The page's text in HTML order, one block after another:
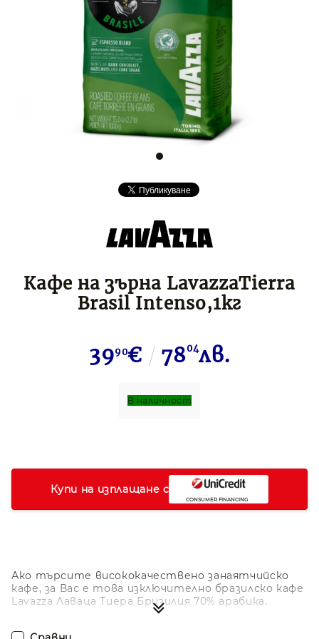
Кафе на зърна LavazzaTierra
Brasil Intenso,1кг
3990€ 7804лв.
В наличност
Ако търсите висококачествено занаятчийско
кафе, за Вас е това изключително бразилско кафе
Lavazza Лаваца Тиера Бризилия 70% арабика.
Арабика с внимателно подбрани измити зърна
Купи на изплащане с